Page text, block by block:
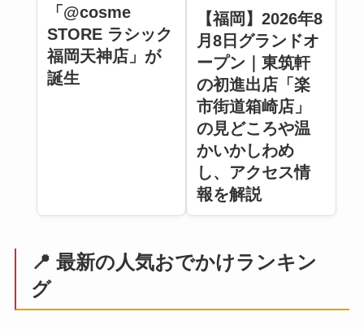
「@cosme
STORE ラシック
福岡天神店」が
誕生
【福岡】2026年8
月8日グランドオ
ープン｜東筑軒
の初進出店「楽
市街道箱崎店」
の見どころや温
かいかしわめ
し、アクセス情
報を解説
📍 最新の人気おでかけランキン
グ